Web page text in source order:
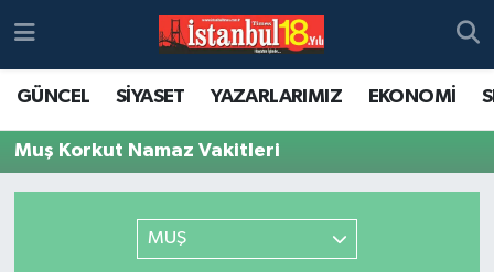
GÜNCEL SİYASET YAZARLARIMIZ EKONOMİ
Muş Korkut Namaz Vakitleri
MUŞ